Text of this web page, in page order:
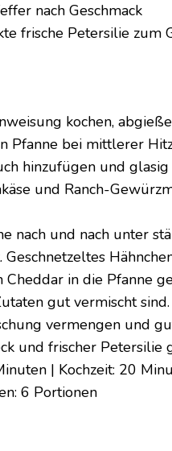
nach Geschmack
frische Petersilie zum
kochen,
Pfanne bei mittlerer
hinzufügen und glasig
und Ranch-
nach und nach unter
Geschnetzeltes
Cheddar in die Pfanne
gut vermischt
vermengen und
und frischer Petersilie
| Kochzeit: 20
6 Portionen